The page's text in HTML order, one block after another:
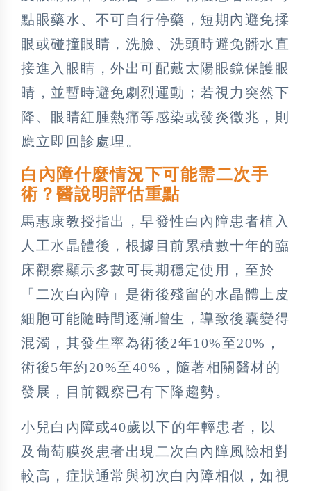
點眼藥水、不可自行停藥，短期內避免揉
眼或碰撞眼睛，洗臉、洗頭時避免髒水直
接進入眼睛，外出可配戴太陽眼鏡保護眼
睛，並暫時避免劇烈運動；若視力突然下
降、眼睛紅腫熱痛等感染或發炎徵兆，則
應立即回診處理。
白內障什麼情況下可能需二次手
術？醫說明評估重點
馬惠康教授指出，早發性白內障患者植入
人工水晶體後，根據目前累積數十年的臨
床觀察顯示多數可長期穩定使用，至於
「二次白內障」是術後殘留的水晶體上皮
細胞可能隨時間逐漸增生，導致後囊變得
混濁，其發生率為術後2年10%至20%，
術後5年約20%至40%，隨著相關醫材的
發展，目前觀察已有下降趨勢。
小兒白內障或40歲以下的年輕患者，以
及葡萄膜炎患者出現二次白內障風險相對
較高，症狀通常與初次白內障相似，如視